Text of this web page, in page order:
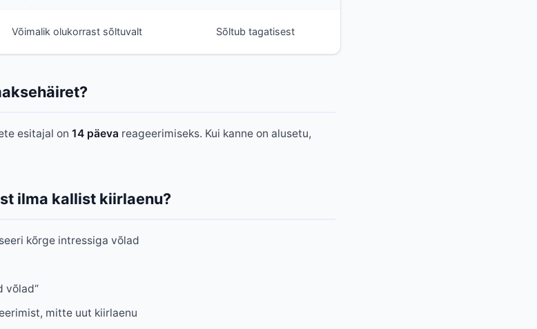
Võimalik olukorrast sõltuvalt Sõltub tagatisest
esitajal on 14 päeva reageerimiseks. Kui kanne on alusetu,
ilma kallist kiirlaenu?
kõrge intressiga võlad
võlad“
mitte uut kiirlaenu